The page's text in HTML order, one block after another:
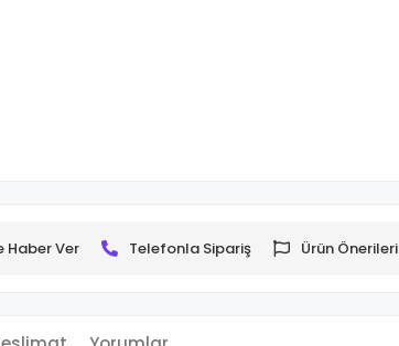
Haber Ver Telefonla Sipariş Ürün Önerileri